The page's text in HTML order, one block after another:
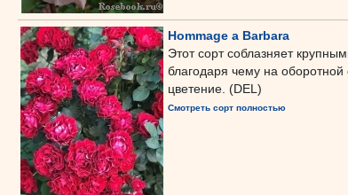
Hommage a Barbara
Этот сорт соблазняет
благодаря чему на
цветение. (DEL)
Смотреть сорт полностью